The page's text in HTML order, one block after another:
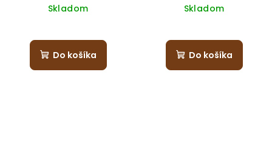
Skladom
Do košíka
Skladom
Do košíka